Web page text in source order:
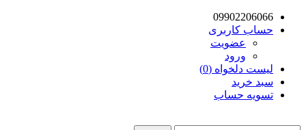
09902206066
حساب کاربری
عضویت
ورود
لیست دلخواه (0)
سبد خرید
تسویه حساب